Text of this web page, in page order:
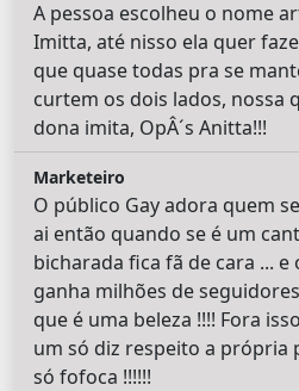
A pessoa escolheu o nome
Imitta, até nisso ela quer
que quase todas pra se
curtem os dois lados, nossa
dona imita, OpÂ´s Anitta!!!
Marketeiro
O público Gay adora quem
ai então quando se é um
bicharada fica fã de cara ...
ganha milhões de
que é uma beleza !!!! Fora
um só diz respeito a própria
só fofoca !!!!!!